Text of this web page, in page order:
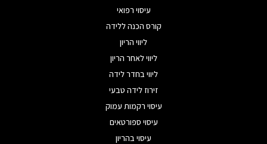
עיסוי רפואי
קורס הכנה ללידה
ליווי הריון
ליווי לאחר הריון
ליווי בחדר לידה
זירוז לידה טבעי
עיסוי רקמות עמוק
עיסוי ספורטאים
עיסוי בהריון